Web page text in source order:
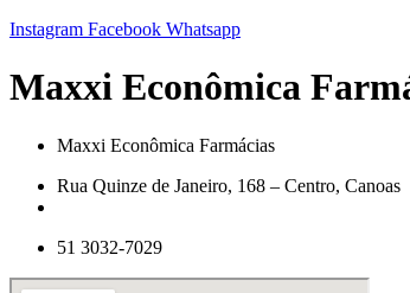
Instagram Facebook Whatsapp
Maxxi Econômica
Maxxi Econômica Farmácias
Rua Quinze de Janeiro, 168 – Centro, Canoas
51 3032-7029